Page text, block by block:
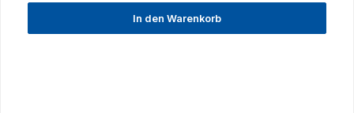
In den Warenkorb